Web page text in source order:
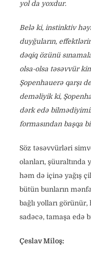
yol da yoxdur.
Belə ki, instinktiv
duyğuların,
dəqiq özünü
olsa-olsa təsəvvür
Şopenhauerə qarşı
deməliyik ki,
dərk edə
formasından başqa
Söz təsəvvürləri
olanları, şüuraltında
həm də içinə yağış
bütün bunların
bağlı yolları
sadəcə, tamaşa edə
Çeslav Miloş: